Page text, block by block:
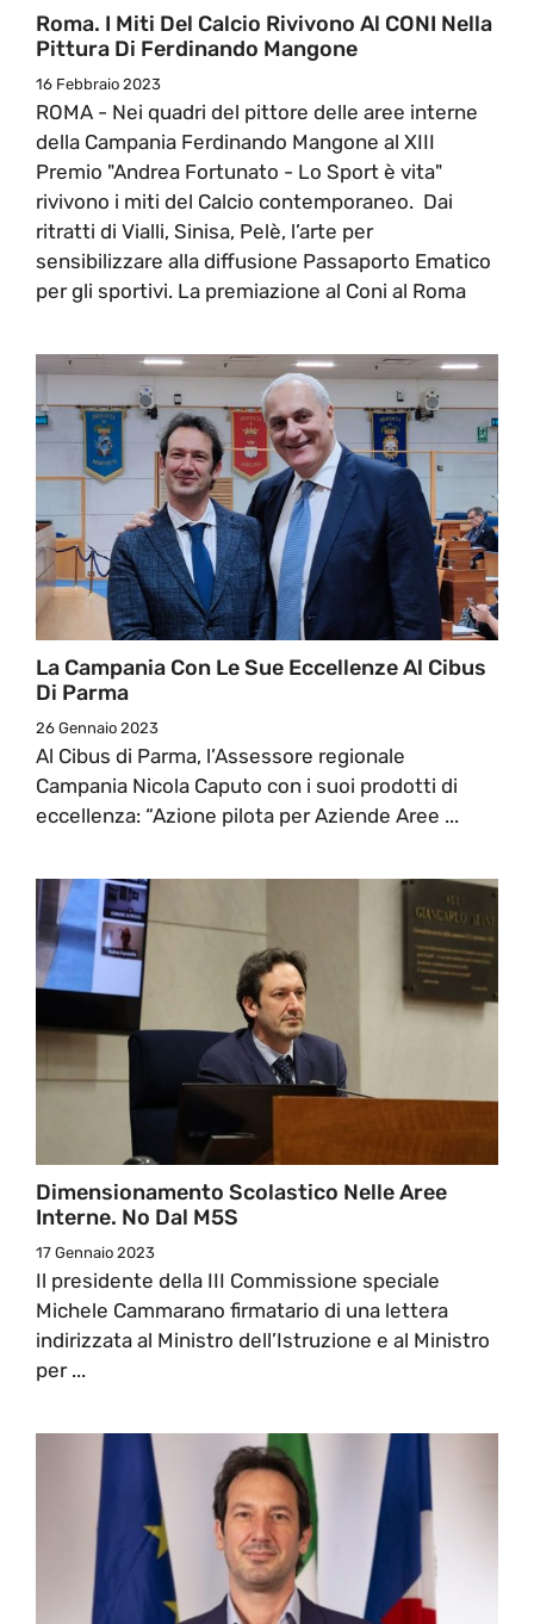
Roma. I Miti Del Calcio Rivivono Al CONI Nella
Pittura Di Ferdinando Mangone
16 Febbraio 2023
ROMA - Nei quadri del pittore delle aree interne
della Campania Ferdinando Mangone al XIII
Premio "Andrea Fortunato - Lo Sport è vita"
rivivono i miti del Calcio contemporaneo. Dai
ritratti di Vialli, Sinisa, Pelè, l’arte per
sensibilizzare alla diffusione Passaporto Ematico
per gli sportivi. La premiazione al Coni al Roma
La Campania Con Le Sue Eccellenze Al Cibus
Di Parma
26 Gennaio 2023
Al Cibus di Parma, l’Assessore regionale
Campania Nicola Caputo con i suoi prodotti di
eccellenza: “Azione pilota per Aziende Aree ...
Dimensionamento Scolastico Nelle Aree
Interne. No Dal M5S
17 Gennaio 2023
Il presidente della III Commissione speciale
Michele Cammarano firmatario di una lettera
indirizzata al Ministro dell’Istruzione e al Ministro
per ...